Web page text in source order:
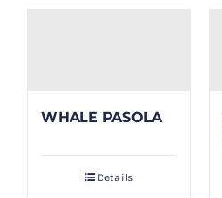
WHALE PASOLA
Details